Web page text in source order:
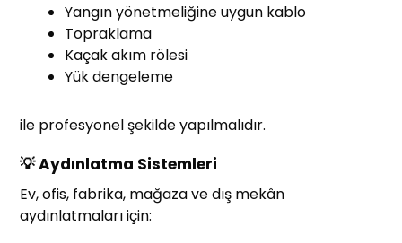
Yangın yönetmeliğine uygun kablo
Topraklama
Kaçak akım rölesi
Yük dengeleme
ile profesyonel şekilde yapılmalıdır.
💡 Aydınlatma Sistemleri
Ev, ofis, fabrika, mağaza ve dış mekân
aydınlatmaları için: